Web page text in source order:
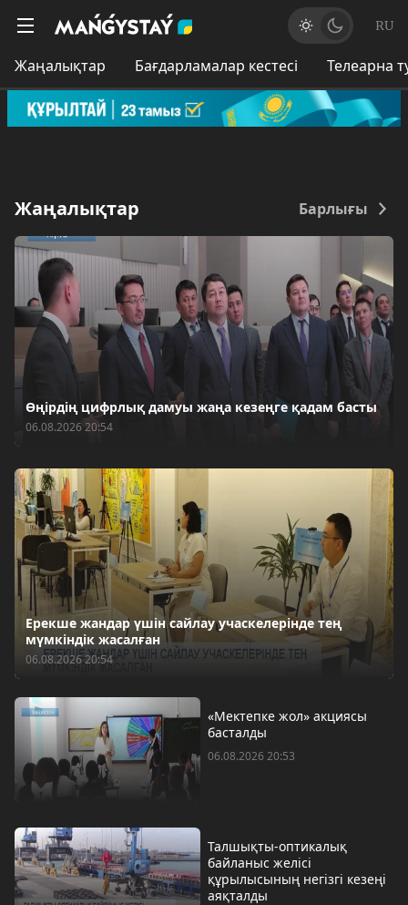
RU
Жаңалықтар Бағдарламалар кестесі Телеарна
Жаңалықтар Барлығы
Өңірдің цифрлық дамуы жаңа кезеңге қадам басты
06.08.2026 20:54
Ерекше жандар үшін сайлау учаскелерінде тең
мүмкіндік жасалған
06.08.2026 20:54
«Мектепке жол» акциясы
басталды
06.08.2026 20:53
Талшықты-оптикалық
байланыс желісі
құрылысының негізгі кезеңі
аяқталды